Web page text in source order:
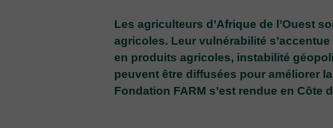
Les agriculteurs d’Afrique de l’Ouest
agricoles. Leur vulnérabilité
en produits agricoles, instabilité
peuvent être diffusées pour améliorer
Fondation FARM s’est rendue en Côte